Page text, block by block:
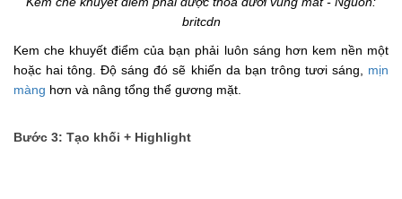
britcdn
Kem che khuyết điểm của bạn phải luôn sáng hơn kem nền một
hoặc hai tông. Độ sáng đó sẽ khiến da bạn trông tươi sáng, mịn
màng hơn và nâng tổng thể gương mặt.
Bước 3: Tạo khối + Highlight